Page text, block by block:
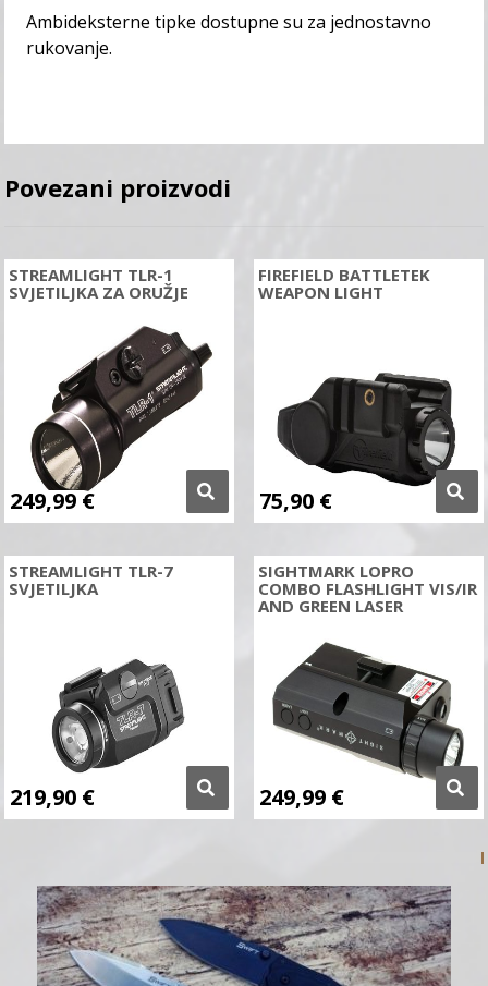
Ambideksterne tipke dostupne su za jednostavno
rukovanje.
Povezani proizvodi
STREAMLIGHT TLR-1
SVJETILJKA ZA ORUŽJE
249,99€
FIREFIELD BATTLETEK
WEAPON LIGHT
75,90 €
STREAMLIGHT TLR-7
SVJETILJKA
219,90 €
SIGHTMARK LOPRO
COMBO FLASHLIGHT VIS/IR
AND GREEN LASER
249,99 €